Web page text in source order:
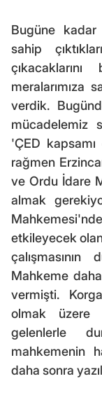
Bugüne kadar
sahip
meralarımıza
verdik.
mücadelemiz
'ÇED kapsamı
rağmen
ve Ordu İdare
almak
etkileyecek
çalışmasının
Mahkeme
vermişti.
olmak üzere
gelenlerle
mahkemenin
daha sonra